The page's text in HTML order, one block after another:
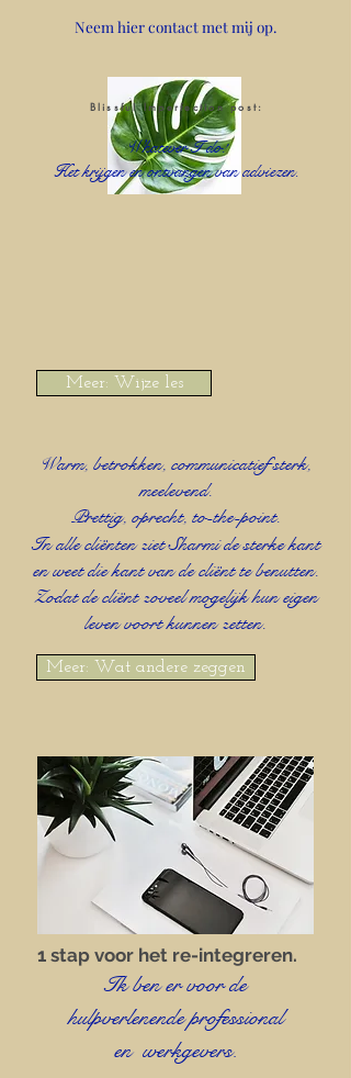
Meer: Wat andere zeggen
Warm, betrokken, communicatief sterk,
meelevend.
Prettig, oprecht, to-the-point.
In alle cliënten ziet Sharmi de sterke kant
en weet die kant van de cliënt te benutten.​
Zodat de cliënt zoveel mogelijk hun eigen
leven voort kunnen zetten.
Meer: Wijze les
Neem hier contact met mij op.
1 stap voor het re-integreren.
Ik ben er voor de
hulpverlenende professional
en werkgevers.
Blissful Imperfection post:
Whatever I do!
Het krijgen en ontvangen van adviezen.